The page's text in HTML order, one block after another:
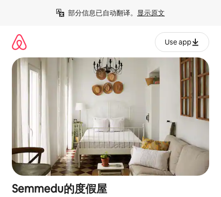
部分信息已自动翻译。 显示原文
Use app
Semmedu的度假屋